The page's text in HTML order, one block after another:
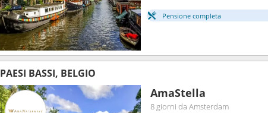
Pensione completa
PAESI BASSI, BELGIO
AmaStella
8 giorni da Amsterdam